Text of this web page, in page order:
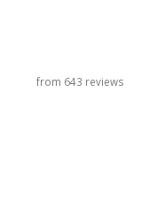
from 643 reviews